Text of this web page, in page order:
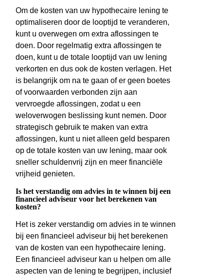
Om de kosten van uw hypothecaire lening te
optimaliseren door de looptijd te veranderen,
kunt u overwegen om extra aflossingen te
doen. Door regelmatig extra aflossingen te
doen, kunt u de totale looptijd van uw lening
verkorten en dus ook de kosten verlagen. Het
is belangrijk om na te gaan of er geen boetes
of voorwaarden verbonden zijn aan
vervroegde aflossingen, zodat u een
weloverwogen beslissing kunt nemen. Door
strategisch gebruik te maken van extra
aflossingen, kunt u niet alleen geld besparen
op de totale kosten van uw lening, maar ook
sneller schuldenvrij zijn en meer financiële
vrijheid genieten.
Is het verstandig om advies in te winnen bij een
financieel adviseur voor het berekenen van
kosten?
Het is zeker verstandig om advies in te winnen
bij een financieel adviseur bij het berekenen
van de kosten van een hypothecaire lening.
Een financieel adviseur kan u helpen om alle
aspecten van de lening te begrijpen, inclusief